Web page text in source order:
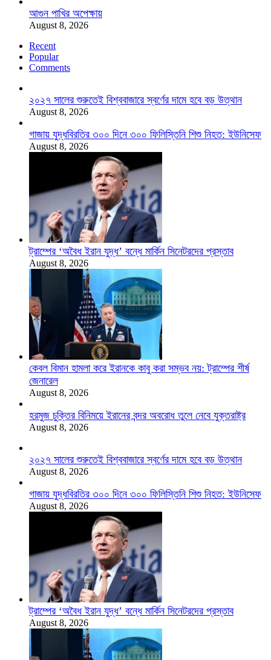
আগুন পাখির অপেক্ষায়
August 8, 2026
Recent
Popular
Comments
২০২৭ সালের শুরুতেই বিশ্ববাজারে স্বর্ণের দামে হবে বড় উত্থান
August 8, 2026
গাজায় যুদ্ধবিরতির ৩০০ দিনে ৩০০ ফিলিস্তিনি শিশু নিহত: ইউনিসেফ
August 8, 2026
ট্রাম্পের ‘অবৈধ ইরান যুদ্ধ’ বন্ধে মার্কিন সিনেটরদের প্রস্তাব
August 8, 2026
কেবল বিমান হামলা করে ইরানকে কাবু করা সম্ভব নয়: ট্রাম্পের শীর্ষ
জেনারেল
August 8, 2026
হরমুজ চুক্তির বিনিময়ে ইরানের বন্দর অবরোধ তুলে নেবে যুক্তরাষ্ট্র
August 8, 2026
২০২৭ সালের শুরুতেই বিশ্ববাজারে স্বর্ণের দামে হবে বড় উত্থান
August 8, 2026
গাজায় যুদ্ধবিরতির ৩০০ দিনে ৩০০ ফিলিস্তিনি শিশু নিহত: ইউনিসেফ
August 8, 2026
ট্রাম্পের ‘অবৈধ ইরান যুদ্ধ’ বন্ধে মার্কিন সিনেটরদের প্রস্তাব
August 8, 2026